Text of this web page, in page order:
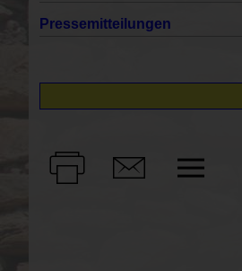
Pressemitteilungen